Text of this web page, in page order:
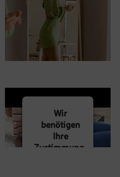
Wir
benötigen
Ihre
Zustimmung,